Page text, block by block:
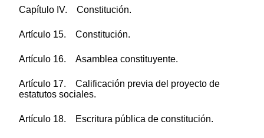
Capítulo IV. Constitución.
Artículo 15. Constitución.
Artículo 16. Asamblea constituyente.
Artículo 17. Calificación previa del proyecto de
estatutos sociales.
Artículo 18. Escritura pública de constitución.